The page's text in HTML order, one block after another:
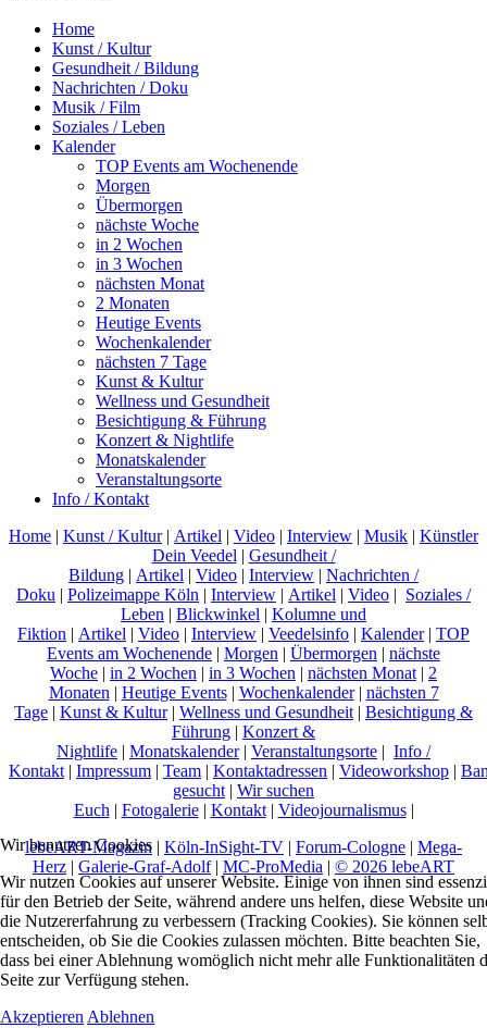
Home
Kunst / Kultur
Gesundheit / Bildung
Nachrichten / Doku
Musik / Film
Soziales / Leben
Kalender
TOP Events am Wochenende
Morgen
Übermorgen
nächste Woche
in 2 Wochen
in 3 Wochen
nächsten Monat
2 Monaten
Heutige Events
Wochenkalender
nächsten 7 Tage
Kunst & Kultur
Wellness und Gesundheit
Besichtigung & Führung
Konzert & Nightlife
Monatskalender
Veranstaltungsorte
Info / Kontakt
Home | Kunst / Kultur| Artikel | Video | Interview | Musik | Künstler
Dein Veedel | Gesundheit /
Bildung | Artikel | Video | Interview | Nachrichten /
Doku | Polizeimappe Köln | Interview | Artikel | Video | Soziales /
Leben | Blickwinkel | Kolumne und
Fiktion | Artikel | Video | Interview | Veedelsinfo | Kalender| TOP
Events am Wochenende | Morgen | Übermorgen | nächste
Woche | in 2 Wochen | in 3 Wochen | nächsten Monat | 2
Monaten | Heutige Events| Wochenkalender| nächsten 7
Tage | Kunst & Kultur| Wellness und Gesundheit | Besichtigung &
Führung | Konzert &
Nightlife | Monatskalender| Veranstaltungsorte | Info /
Kontakt | Impressum | Team | Kontaktadressen | Videoworkshop |
gesucht | Wir suchen
Euch | Fotogalerie| Kontakt| Videojournalismus|
lebeART-Magazin | Köln-InSight-TV | Forum-Cologne | Mega-
Herz | Galerie-Graf-Adolf| MC-ProMedia | © 2026 lebeART
Wir benutzen Cookies
Wir nutzen Cookies auf unserer Website. Einige von ihnen sind
für den Betrieb der Seite, während andere uns helfen, diese Website
die Nutzererfahrung zu verbessern (Tracking Cookies). Sie können
entscheiden, ob Sie die Cookies zulassen möchten. Bitte beachten Sie,
dass bei einer Ablehnung womöglich nicht mehr alle Funktionalitäten
Seite zur Verfügung stehen.
Akzeptieren Ablehnen